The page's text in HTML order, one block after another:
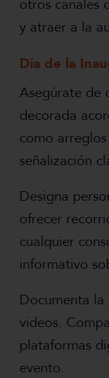
otros canales
y atraer a la
Día de la
Asegúrate de
decorada
como
señalización
Designa
ofrecer
cualquier
informativo
Documenta
videos.
plataformas
evento.